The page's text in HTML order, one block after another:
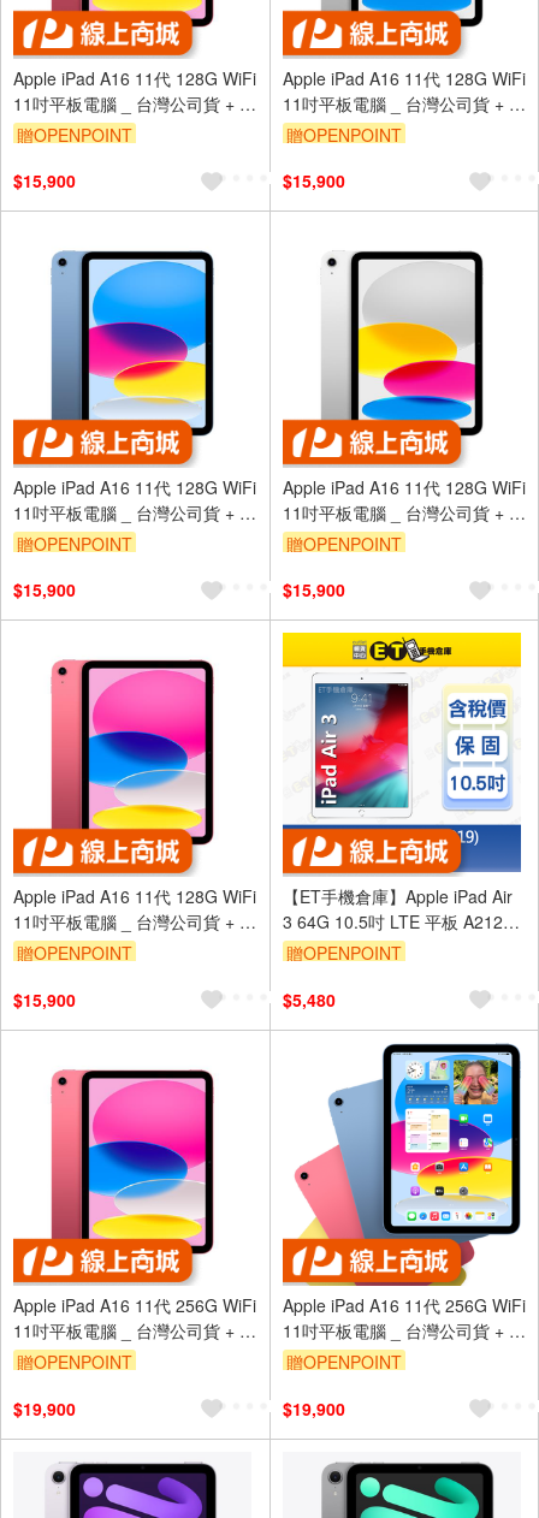
Apple iPad A16 11代 128G WiFi
11吋平板電腦 _ 台灣公司貨 + 專
用 (保貼+保蓋)
贈OPENPOINT
$15,900
Apple iPad A16 11代 128G WiFi
11吋平板電腦 _ 台灣公司貨 + 專
用 (保貼+保蓋)
贈OPENPOINT
$15,900
Apple iPad A16 11代 128G WiFi
11吋平板電腦 _ 台灣公司貨 + 專
用皮夾
贈OPENPOINT
$15,900
Apple iPad A16 11代 128G WiFi
11吋平板電腦 _ 台灣公司貨 + 專
用套夾
贈OPENPOINT
$15,900
Apple iPad A16 11代 128G WiFi
11吋平板電腦 _ 台灣公司貨 + 專
用機套夾
贈OPENPOINT
$15,900
【ET手機倉庫】Apple iPad Air
3 64G 10.5吋 LTE 平板 A2123
Air3 福利品
贈OPENPOINT
$5,480
Apple iPad A16 11代 256G WiFi
11吋平板電腦 _ 台灣公司貨 + 專
用套夾
贈OPENPOINT
$19,900
Apple iPad A16 11代 256G WiFi
11吋平板電腦 _ 台灣公司貨 + 專
用皮夾
贈OPENPOINT
$19,900